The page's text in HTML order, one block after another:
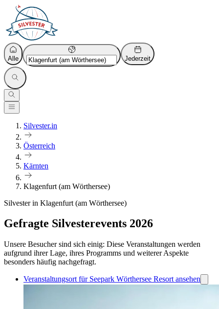
Alle Jederzeit
Silvester.in
Österreich
Kärnten
Klagenfurt (am Wörthersee)
Silvester in Klagenfurt (am Wörthersee)
Gefragte Silvesterevents 2026
Unsere Besucher sind sich einig: Diese Veranstaltungen werden
aufgrund ihrer Lage, ihres Programms und weiterer Aspekte
besonders häufig nachgefragt.
Veranstaltungsort für Seepark Wörthersee Resort ansehen